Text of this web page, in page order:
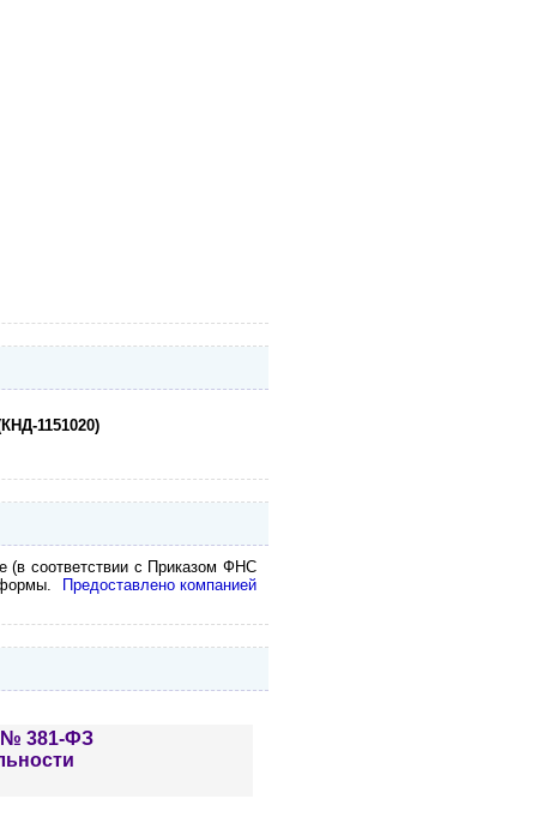
1151020)
(в соответствии с Приказом ФНС
Предоставлено компанией
№ 381-ФЗ